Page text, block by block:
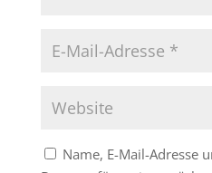
Name, E-Mail-Adresse